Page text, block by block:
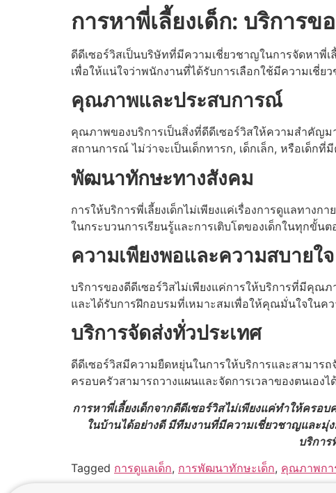
การหาพี่เลี้ยงเด็ก: บริการข
ดีดีเซอร์วิสเป็นบริษัทที่มีความเชี่ยวชาญในการจัดหาพี่
เพื่อให้แน่ใจว่าพนักงานที่ได้รับการเลือกใช้มีความเชี่
คุณภาพและประสบการณ์
คุณภาพของบริการเป็นสิ่งที่ดีดีเซอร์วิสให้ความสำคัญ
สถานการณ์ ไม่ว่าจะเป็นเด็กทารก, เด็กเล็ก, หรือเด็ก
พัฒนาทักษะทางสังคม
การให้บริการพี่เลี้ยงเด็กไม่เพียงแค่เรื่องการดูแลทา
ในกระบวนการเรียนรู้และการเติบโตของเด็กในทุกขั้นต
ความเพียงพอและความสบายใจ
บริการของดีดีเซอร์วิสไม่เพียงแค่การให้บริการที่มีคุณภ
และได้รับการฝึกอบรมที่เหมาะสมเพื่อให้คุณมั่นใจในค
บริการจัดส่งทั่วประเทศ
ดีดีเซอร์วิสมีความยืดหยุ่นในการให้บริการและสามาร
ครอบครัวสามารถวางแผนและจัดการเวลาของตนเอง
การหาพี่เลี้ยงเด็กจากดีดีเซอร์วิสไม่เพียงแค่ทำให้คร
ในบ้านได้อย่างดี มีทีมงานที่มีความเชี่ยวชาญและ
บริกา
Tagged การดูแลเด็ก, การพัฒนาทักษะเด็ก, คุณภาพกา